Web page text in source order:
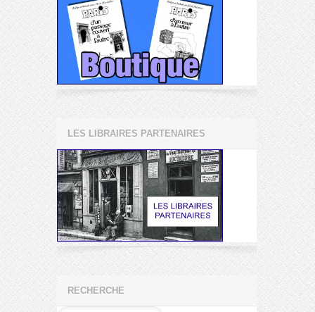
LES LIBRAIRES PARTENAIRES
RECHERCHE